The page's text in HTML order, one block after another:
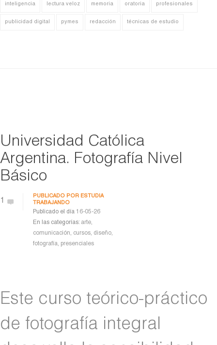
inteligencia lectura veloz memoria oratoria profesionales
publicidad digital pymes redacción técnicas de estudio
Universidad Católica
Argentina. Fotografía Nivel
Básico
1
PUBLICADO POR ESTUDIA
TRABAJANDO
Publicado el día 16-05-26
En las categorías: arte,
comunicación, cursos, diseño,
fotografía, presenciales
Este curso teórico-práctico
de fotografía integral